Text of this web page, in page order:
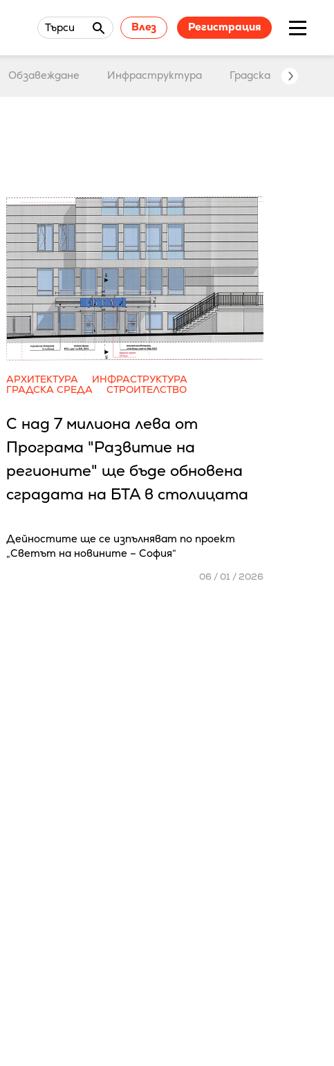
Търси Влез Регистрация
Обзавеждане Инфраструктура Градска среда
АРХИТЕКТУРА
ИНФРАСТРУКТУРА
ГРАДСКА СРЕДА
СТРОИТЕЛСТВО
С над 7 милиона лева от
Програма "Развитие на
регионите" ще бъде обновена
сградата на БТА в столицата
Дейностите ще се изпълняват по проект
„Светът на новините – София“
06 / 01 / 2026